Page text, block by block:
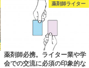
薬剤師ライター
薬剤師必携。ライター業や学
会での交流に必須の印象的な